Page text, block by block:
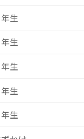
年生
年生
年生
年生
年生